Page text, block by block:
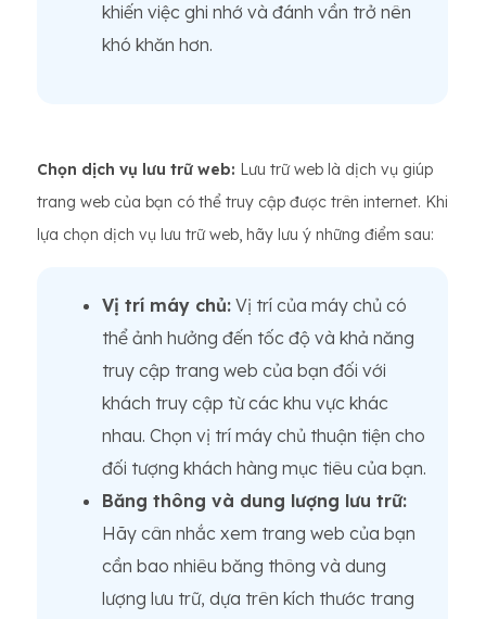
khiến việc ghi nhớ và đánh vần trở nên
khó khăn hơn.
Chọn dịch vụ lưu trữ web: Lưu trữ web là dịch vụ giúp
trang web của bạn có thể truy cập được trên internet. Khi
lựa chọn dịch vụ lưu trữ web, hãy lưu ý những điểm sau:
Vị trí máy chủ: Vị trí của máy chủ có
thể ảnh hưởng đến tốc độ và khả năng
truy cập trang web của bạn đối với
khách truy cập từ các khu vực khác
nhau. Chọn vị trí máy chủ thuận tiện cho
đối tượng khách hàng mục tiêu của bạn.
Băng thông và dung lượng lưu trữ:
Hãy cân nhắc xem trang web của bạn
cần bao nhiêu băng thông và dung
lượng lưu trữ, dựa trên kích thước trang